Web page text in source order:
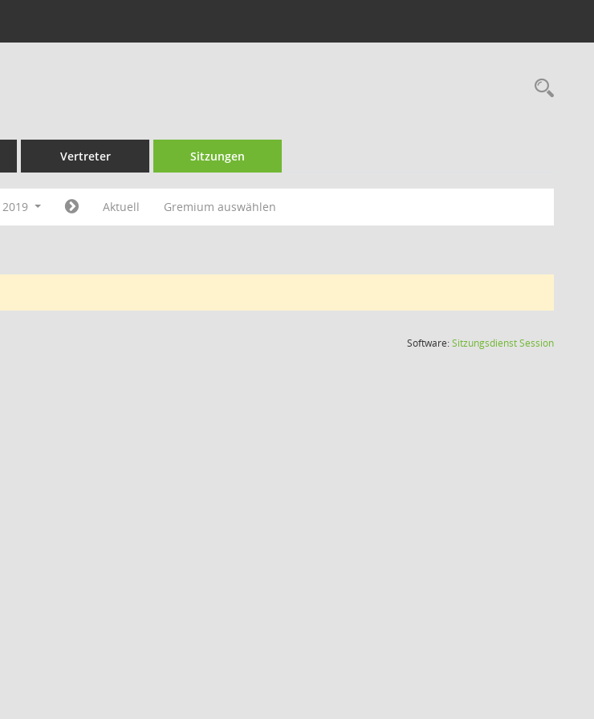
Vertreter Sitzungen
2019 Aktuell Gremium auswählen
Software:SitzungsdienstSession(Wird in